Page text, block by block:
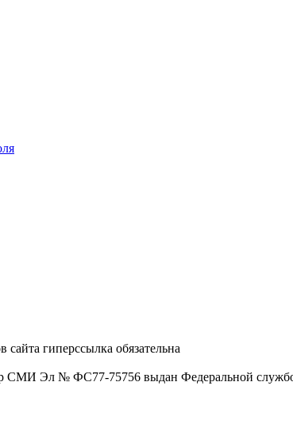
гиперссылка обязательна
СМИ Эл № ФС77-75756 выдан Федеральной